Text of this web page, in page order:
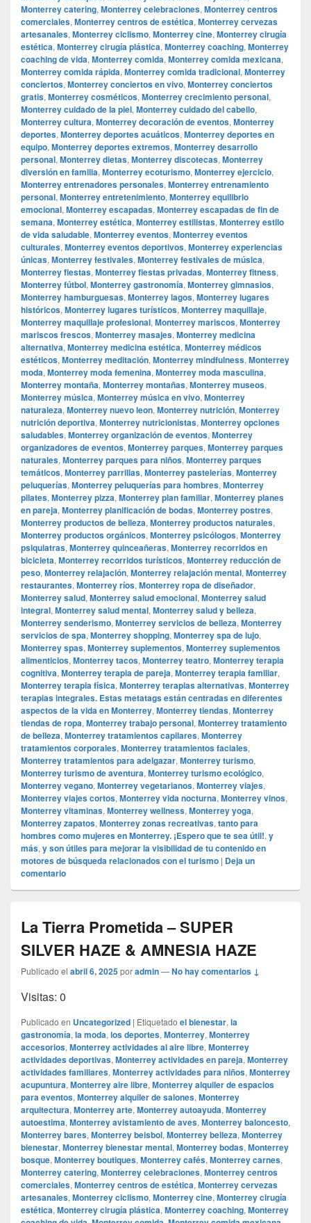
Monterrey catering, Monterrey celebraciones, Monterrey centros
comerciales, Monterrey centros de estética, Monterrey cervezas
artesanales, Monterrey ciclismo, Monterrey cine, Monterrey cirugía
estética, Monterrey cirugía plástica, Monterrey coaching, Monterrey
coaching de vida, Monterrey comida, Monterrey comida mexicana,
Monterrey comida rápida, Monterrey comida tradicional, Monterrey
conciertos, Monterrey conciertos en vivo, Monterrey conciertos
gratis, Monterrey cosméticos, Monterrey crecimiento personal,
Monterrey cuidado de la piel, Monterrey cuidado del cabello,
Monterrey cultura, Monterrey decoración de eventos, Monterrey
deportes, Monterrey deportes acuáticos, Monterrey deportes en
equipo, Monterrey deportes extremos, Monterrey desarrollo
personal, Monterrey dietas, Monterrey discotecas, Monterrey
diversión en familia, Monterrey ecoturismo, Monterrey ejercicio,
Monterrey entrenadores personales, Monterrey entrenamiento
personal, Monterrey entretenimiento, Monterrey equilibrio
emocional, Monterrey escapadas, Monterrey escapadas de fin de
semana, Monterrey estética, Monterrey estilistas, Monterrey estilo
de vida saludable, Monterrey eventos, Monterrey eventos
culturales, Monterrey eventos deportivos, Monterrey experiencias
únicas, Monterrey festivales, Monterrey festivales de música,
Monterrey fiestas, Monterrey fiestas privadas, Monterrey fitness,
Monterrey fútbol, Monterrey gastronomía, Monterrey gimnasios,
Monterrey hamburguesas, Monterrey lagos, Monterrey lugares
históricos, Monterrey lugares turísticos, Monterrey maquillaje,
Monterrey maquillaje profesional, Monterrey mariscos, Monterrey
mariscos frescos, Monterrey masajes, Monterrey medicina
alternativa, Monterrey medicina estética, Monterrey médicos
estéticos, Monterrey meditación, Monterrey mindfulness, Monterrey
moda, Monterrey moda femenina, Monterrey moda masculina,
Monterrey montaña, Monterrey montañas, Monterrey museos,
Monterrey música, Monterrey música en vivo, Monterrey
naturaleza, Monterrey nuevo leon, Monterrey nutrición, Monterrey
nutrición deportiva, Monterrey nutricionistas, Monterrey opciones
saludables, Monterrey organización de eventos, Monterrey
organizadores de eventos, Monterrey parques, Monterrey parques
naturales, Monterrey parques para niños, Monterrey parques
temáticos, Monterrey parrillas, Monterrey pastelerías, Monterrey
peluquerías, Monterrey peluquerías para hombres, Monterrey
pilates, Monterrey pizza, Monterrey plan familiar, Monterrey planes
en pareja, Monterrey planificación de bodas, Monterrey postres,
Monterrey productos de belleza, Monterrey productos naturales,
Monterrey productos orgánicos, Monterrey psicólogos, Monterrey
psiquiatras, Monterrey quinceañeras, Monterrey recorridos en
bicicleta, Monterrey recorridos turísticos, Monterrey reducción de
peso, Monterrey relajación, Monterrey relajación mental, Monterrey
restaurantes, Monterrey ríos, Monterrey ropa de diseñador,
Monterrey salud, Monterrey salud emocional, Monterrey salud
integral, Monterrey salud mental, Monterrey salud y belleza,
Monterrey senderismo, Monterrey servicios de belleza, Monterrey
servicios de spa, Monterrey shopping, Monterrey spa de lujo,
Monterrey spas, Monterrey suplementos, Monterrey suplementos
alimenticios, Monterrey tacos, Monterrey teatro, Monterrey terapia
cognitiva, Monterrey terapia de pareja, Monterrey terapia familiar,
Monterrey terapia física, Monterrey terapias alternativas, Monterrey
terapias integrales. Estas metatags están centradas en diferentes
aspectos de la vida en Monterrey, Monterrey tiendas, Monterrey
tiendas de ropa, Monterrey trabajo personal, Monterrey tratamiento
de belleza, Monterrey tratamientos capilares, Monterrey
tratamientos corporales, Monterrey tratamientos faciales,
Monterrey tratamientos para adelgazar, Monterrey turismo,
Monterrey turismo de aventura, Monterrey turismo ecológico,
Monterrey vegano, Monterrey vegetarianos, Monterrey viajes,
Monterrey viajes cortos, Monterrey vida nocturna, Monterrey vinos,
Monterrey vitaminas, Monterrey wellness, Monterrey yoga,
Monterrey zapatos, Monterrey zonas recreativas, tanto para
hombres como mujeres en Monterrey. ¡Espero que te sea útil!, y
más, y son útiles para mejorar la visibilidad de tu contenido en
motores de búsqueda relacionados con el turismo | Deja un
comentario
La Tierra Prometida – SUPER
SILVER HAZE & AMNESIA HAZE
Publicado el abril 6, 2025poradmin—No hay comentarios ↓
Visitas: 0
Publicado en Uncategorized | Etiquetado el bienestar, la
gastronomía, la moda, los deportes, Monterrey, Monterrey
accesorios, Monterrey actividades al aire libre, Monterrey
actividades deportivas, Monterrey actividades en pareja, Monterrey
actividades familiares, Monterrey actividades para niños, Monterrey
acupuntura, Monterrey aire libre, Monterrey alquiler de espacios
para eventos, Monterrey alquiler de salones, Monterrey
arquitectura, Monterrey arte, Monterrey autoayuda, Monterrey
autoestima, Monterrey avistamiento de aves, Monterrey baloncesto,
Monterrey bares, Monterrey beisbol, Monterrey belleza, Monterrey
bienestar, Monterrey bienestar mental, Monterrey bodas, Monterrey
bosque, Monterrey boutiques, Monterrey cafés, Monterrey carnes,
Monterrey catering, Monterrey celebraciones, Monterrey centros
comerciales, Monterrey centros de estética, Monterrey cervezas
artesanales, Monterrey ciclismo, Monterrey cine, Monterrey cirugía
estética, Monterrey cirugía plástica, Monterrey coaching, Monterrey